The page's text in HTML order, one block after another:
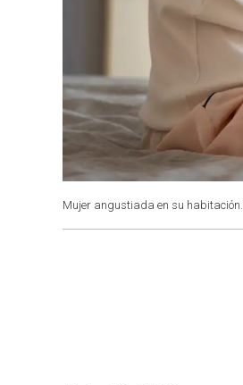
Mujer angustiada en su habitación.